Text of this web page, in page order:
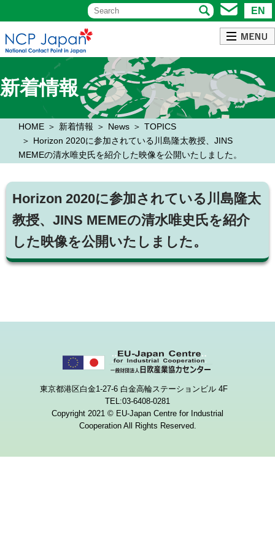
EN
新着情報
HOME 新着情報 News
TOPICS
Horizon 2020に参加されている川島隆太教授、JINS
MEMEの清水唯史氏を紹介した映像を公開いたしました。
Horizon 2020に参加されている川島隆太
教授、JINS MEMEの清水唯史氏を紹介
した映像を公開いたしました。
東京都港区白金1-27-6 白金高輪ステーションビル 4F
TEL:03-6408-0281
Copyright 2021 © EU-Japan Centre for Industrial
Cooperation All Rights Reserved.